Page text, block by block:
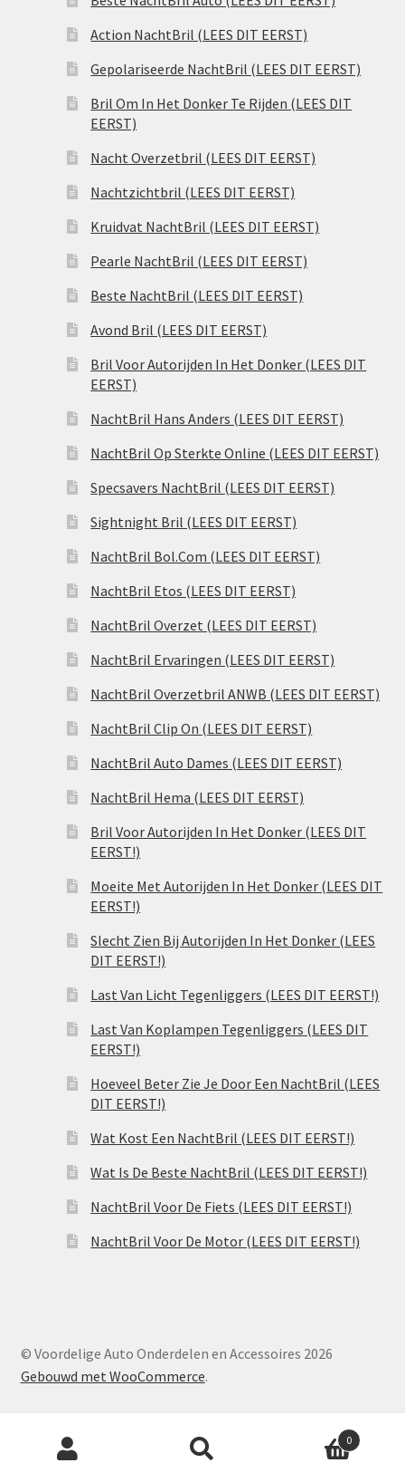
Action NachtBril (LEES DIT EERST)
Gepolariseerde NachtBril (LEES DIT EERST)
Bril Om In Het Donker Te Rijden (LEES DIT
EERST)
Nacht Overzetbril (LEES DIT EERST)
Nachtzichtbril (LEES DIT EERST)
Kruidvat NachtBril (LEES DIT EERST)
Pearle NachtBril (LEES DIT EERST)
Beste NachtBril (LEES DIT EERST)
Avond Bril (LEES DIT EERST)
Bril Voor Autorijden In Het Donker (LEES DIT
EERST)
NachtBril Hans Anders (LEES DIT EERST)
NachtBril Op Sterkte Online (LEES DIT EERST)
Specsavers NachtBril (LEES DIT EERST)
Sightnight Bril (LEES DIT EERST)
NachtBril Bol.Com (LEES DIT EERST)
NachtBril Etos (LEES DIT EERST)
NachtBril Overzet (LEES DIT EERST)
NachtBril Ervaringen (LEES DIT EERST)
NachtBril Overzetbril ANWB (LEES DIT EERST)
NachtBril Clip On (LEES DIT EERST)
NachtBril Auto Dames (LEES DIT EERST)
NachtBril Hema (LEES DIT EERST)
Bril Voor Autorijden In Het Donker (LEES DIT
EERST!)
Moeite Met Autorijden In Het Donker (LEES DIT
EERST!)
Slecht Zien Bij Autorijden In Het Donker (LEES
DIT EERST!)
Last Van Licht Tegenliggers (LEES DIT EERST!)
Last Van Koplampen Tegenliggers (LEES DIT
EERST!)
Hoeveel Beter Zie Je Door Een NachtBril (LEES
DIT EERST!)
Wat Kost Een NachtBril (LEES DIT EERST!)
Wat Is De Beste NachtBril (LEES DIT EERST!)
NachtBril Voor De Fiets (LEES DIT EERST!)
NachtBril Voor De Motor (LEES DIT EERST!)
© Voordelige Auto Onderdelen en Accessoires 2026
Gebouwd met WooCommerce.
Producten
zoeken
0